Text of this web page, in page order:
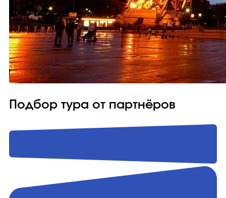
Подбор тура от партнёров